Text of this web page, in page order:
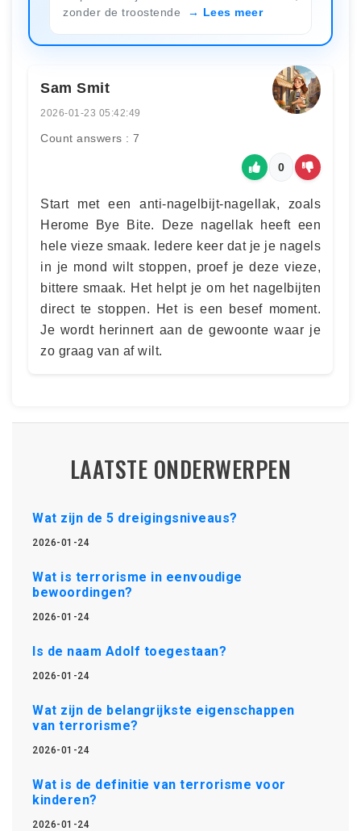
zonder de troostende
Lees meer
Sam Smit
2026-01-23 05:42:49
Count answers : 7
0
Start met een anti-nagelbijt-nagellak, zoals
Herome Bye Bite. Deze nagellak heeft een
hele vieze smaak. Iedere keer dat je je nagels
in je mond wilt stoppen, proef je deze vieze,
bittere smaak. Het helpt je om het nagelbijten
direct te stoppen. Het is een besef moment.
Je wordt herinnert aan de gewoonte waar je
zo graag van af wilt.
LAATSTE ONDERWERPEN
Wat zijn de 5 dreigingsniveaus?
2026-01-24
Wat is terrorisme in eenvoudige
bewoordingen?
2026-01-24
Is de naam Adolf toegestaan?
2026-01-24
Wat zijn de belangrijkste eigenschappen
van terrorisme?
2026-01-24
Wat is de definitie van terrorisme voor
kinderen?
2026-01-24